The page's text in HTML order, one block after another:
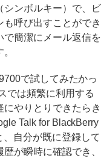
シンボルキー）で、ビ
呼び出すことができ
で簡潔にメール返信を
で試してみたかっ
では頻繁に利用する
やりとりできたらき
Talk for BlackBerry
自分が既に登録して
が瞬時に確認でき、